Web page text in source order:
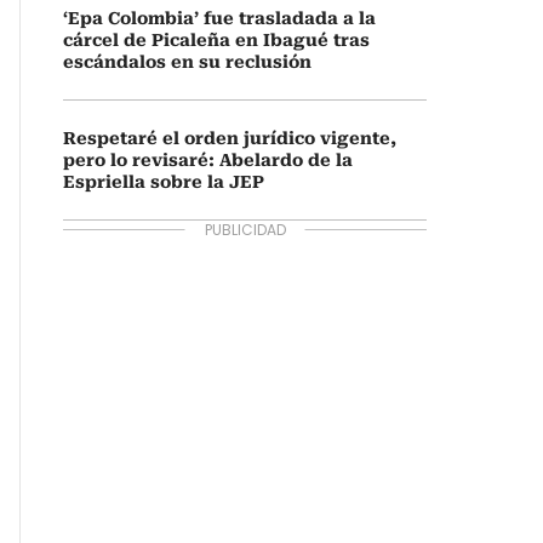
‘Epa Colombia’ fue trasladada a la
cárcel de Picaleña en Ibagué tras
escándalos en su reclusión
Respetaré el orden jurídico vigente,
pero lo revisaré: Abelardo de la
Espriella sobre la JEP